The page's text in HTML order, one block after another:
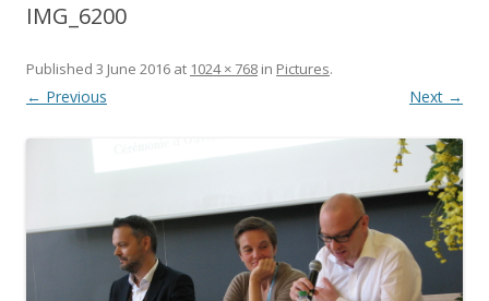
IMG_6200
Published 3 June 2016 at 1024 × 768 in Pictures.
← Previous Next →